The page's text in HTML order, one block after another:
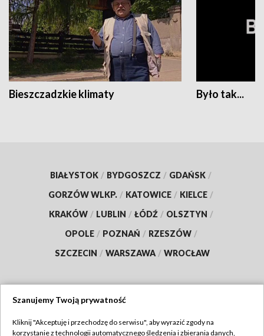
Bieszczadzkie klimaty Było tak...
BIAŁYSTOK / BYDGOSZCZ / GDAŃSK /
GORZÓW WLKP. / KATOWICE / KIELCE /
KRAKÓW / LUBLIN / ŁÓDŹ / OLSZTYN /
OPOLE / POZNAŃ / RZESZÓW /
SZCZECIN / WARSZAWA / WROCŁAW
Szanujemy Twoją prywatność
Kliknij "Akceptuję i przechodzę do serwisu", aby wyrazić zgody na
korzystanie z technologii automatycznego śledzenia i zbierania danych,